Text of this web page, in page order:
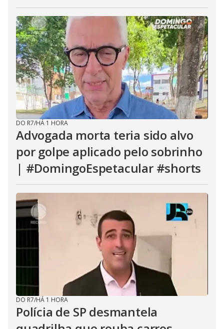
DO R7/HÁ 1 HORA
Advogada morta teria sido alvo
por golpe aplicado pelo sobrinho
| #DomingoEspetacular #shorts
DO R7/HÁ 1 HORA
Polícia de SP desmantela